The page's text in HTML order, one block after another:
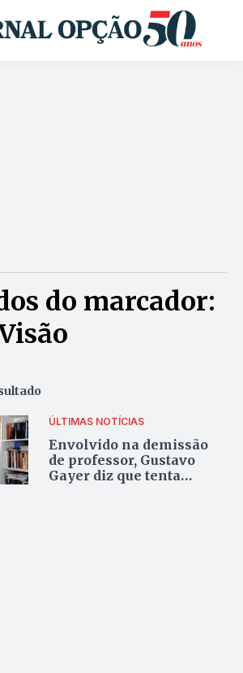
do marcador:
ÚLTIMAS NOTÍCIAS
Envolvido na demissão
de professor, Gustavo
Gayer diz que tenta